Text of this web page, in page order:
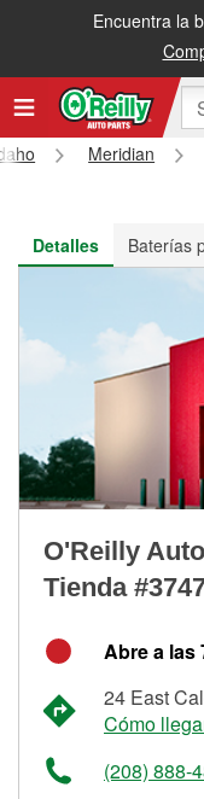
Encuentra la
Recibe tu orden
Meridian
Detalles
Baterías
O'Reilly
Tienda
Abre a las
24 East
Cómo
(208) 888-